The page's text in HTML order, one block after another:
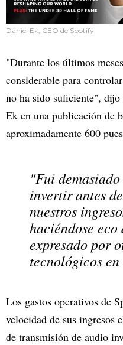
Daniel Ek, CEO de Spotify
"Durante los últimos
considerable para
no ha sido suficiente",
Ek en una publicación de
aproximadamente 600
"Fui
invertir antes
nuestros
haciéndose
expresado por
tecnológicos
Los gastos operativos de
velocidad de sus ingresos
de transmisión de audio